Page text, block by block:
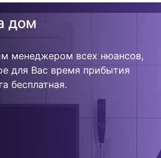
дом
менеджером всех нюансов,
для Вас время прибытия
бесплатная.